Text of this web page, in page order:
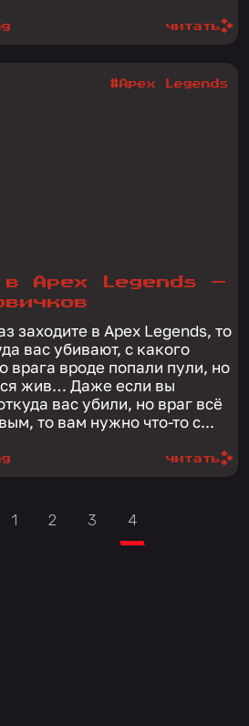
читать
в Apex Legends —
заходите в Apex Legends, то
вас убивают, с какого
врага вроде попали пули, но
жив… Даже если вы
вас убили, но враг всё
то вам нужно что-то с...
#Apex Legends
читать
1 2 3 4